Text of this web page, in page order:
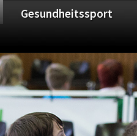
Gesundheitssport